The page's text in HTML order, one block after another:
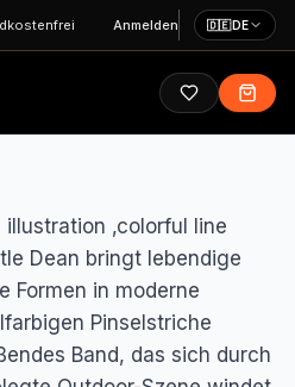
Anmelden 🇩🇪DE
‚colorful line
Dean bringt lebendige
Formen in moderne
Pinselstriche
Band, das sich durch